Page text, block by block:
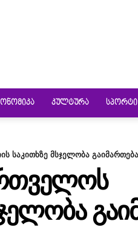
ᲙᲣᲚᲢᲣᲠᲐ ᲡᲞᲝᲠᲢᲘ
საკითხზე მსჯელობა გაიმართება